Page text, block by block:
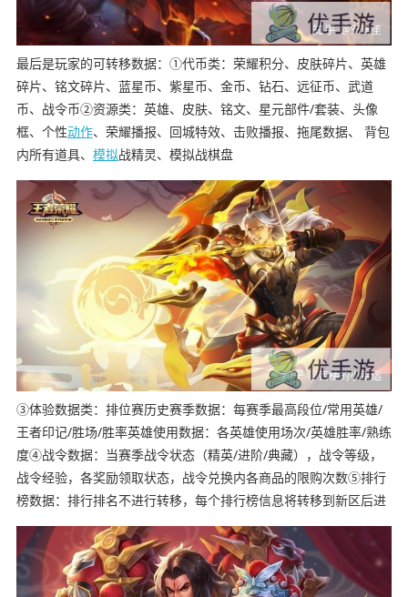
最后是玩家的可转移数据：①代币类：荣耀积分、皮肤碎片、英雄
碎片、铭文碎片、蓝星币、紫星币、金币、钻石、远征币、武道
币、战令币②资源类：英雄、皮肤、铭文、星元部件/套装、头像
框、个性动作、荣耀播报、回城特效、击败播报、拖尾数据、 背包
内所有道具、 模拟战精灵、模拟战棋盘
③体验数据类：排位赛历史赛季数据：每赛季最高段位/常用英雄/
王者印记/胜场/胜率英雄使用数据：各英雄使用场次/英雄胜率/熟练
度④战令数据：当赛季战令状态（精英/进阶/典藏），战令等级，
战令经验，各奖励领取状态，战令兑换内各商品的限购次数⑤排行
榜数据：排行排名不进行转移，每个排行榜信息将转移到新区后进